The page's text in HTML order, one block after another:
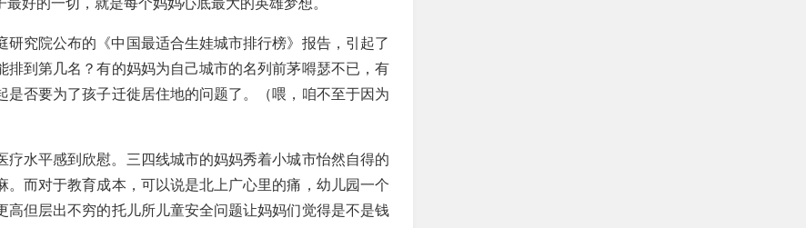
好的一切，就是每个妈妈心底最大的英雄梦想。
究院公布的《中国最适合生娃城市排行榜》报告，引起了
到第几名？有的妈妈为自己城市的名列前茅嘚瑟不已，有
否要为了孩子迁徙居住地的问题了。（喂，咱不至于因为
水平感到欣慰。三四线城市的妈妈秀着小城市怡然自得的
而对于教育成本，可以说是北上广心里的痛，幼儿园一个
但层出不穷的托儿所儿童安全问题让妈妈们觉得是不是钱